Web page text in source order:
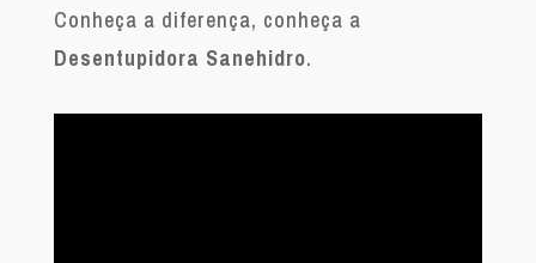
Conheça a diferença, conheça a
Desentupidora Sanehidro.